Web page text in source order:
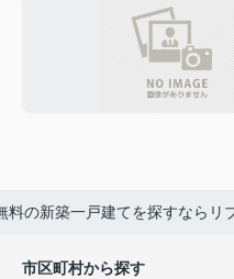
料の新築一戸建てを探すならリ
市区町村から探す